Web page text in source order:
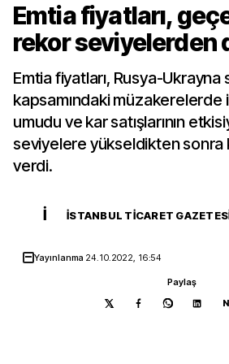
Emtia fiyatları,
rekor seviyelerden
Emtia fiyatları, Rusya-Ukrayna
kapsamındaki müzakerelerde
umudu ve kar satışlarının
seviyelere yükseldikten sonra
verdi.
İ İSTANBUL TICARET
Yayınlanma 24.10.2022, 16:54
Paylaş
N